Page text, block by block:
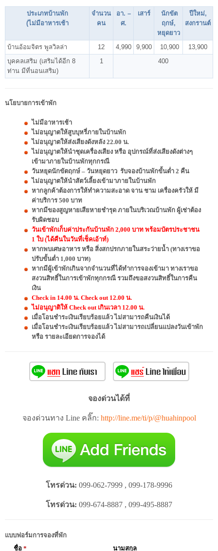
ประเภทบ้านพัก
(ไม่มีอาหารเช้า
จำนวน
คน
อา. –
ศ.
เสาร์
นักขัต
ฤกษ์,
หยุดยาว
ปีใหม่,
สงกรานต์
บ้านอ้อมจิตร พูลวิลล่า 12 4,990 9,900 10,900
13,900
บุคคลเสริม (เสริมได้อีก 8
ท่าน มีที่นอนเสริม)
1 400
นโยบายการเข้าพัก
ไม่มีอาหารเช้า
ไม่อนุญาตให้สูบบุหรี่ภายในบ้านพัก
ไม่อนุญาตให้ส่งเสียงดังหลัง 22.00 น.
ไม่อนุญาตให้นำชุดเครื่องเสียง หรือ อุปกรณ์ที่ส่งเสียงดังต่างๆ
เข้ามาภายในบ้านพักทุกกรณี
วันหยุดนักขัตฤกษ์ – วันหยุดยาว รับจองบ้านพักขั้นต่ำ 2 คืน
ไม่อนุญาตให้นำสัตว์เลี้ยงเข้ามาภายในบ้านพัก
หากลูกค้าต้องการให้ทำความสะอาด จาน ชาม เครื่องครัวให้ มี
ค่าบริการ 500 บาท
หากมีของสูญหายเสียหายชำรุด ภายในบริเวณบ้านพัก ผู้เช่าต้อง
รับผิดชอบ
วันเข้าพักเก็บค่าประกันบ้านพัก 2,000 บาท พร้อมบัตรประชาชน
1 ใบ (ได้คืนในวันที่เช็คเอ้าท์)
หากพบเศษอาหาร หรือ สิ่งสกปรกภายในสระว่ายน้ำ (ทางเราขอ
ปรับขั้นต่ำ 1,000 บาท)
หากมีผู้เข้าพักเกินจากจำนวนที่ได้ทำการจองเข้ามา ทางเราขอ
สงวนสิทธิ์ในการเข้าพักทุกกรณี รวมถึงขอสงวนสิทธิ์ในการคืน
เงิน
Check in 14.00 น. Check out 12.00 น.
ไม่อนุญาติให้ Check out เกินเวลา 12.00 น.
เมื่อโอนชำระเงินเรียบร้อยแล้ว ไม่สามารถคืนเงินได้
เมื่อโอนชำระเงินเรียบร้อยแล้ว ไม่สามารถเปลี่ยนแปลงวันเข้าพัก
หรือ รายละเอียดการจองได้
จองด่วนได้ที่
จองด่วนทาง Line คลิ๊ก: http://line.me/ti/p/@huahinpool
โทรด่วน: 099-062-7999 , 099-178-9996
โทรด่วน: 099-674-8887 , 099-495-8887
แบบฟอร์มการจองที่พัก
ชื่อ * นามสกุล